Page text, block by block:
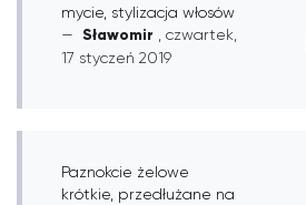
mycie, stylizacja włosów
Sławomir
, czwartek,
17 styczeń 2019
Paznokcie żelowe
krótkie, przedłużane na